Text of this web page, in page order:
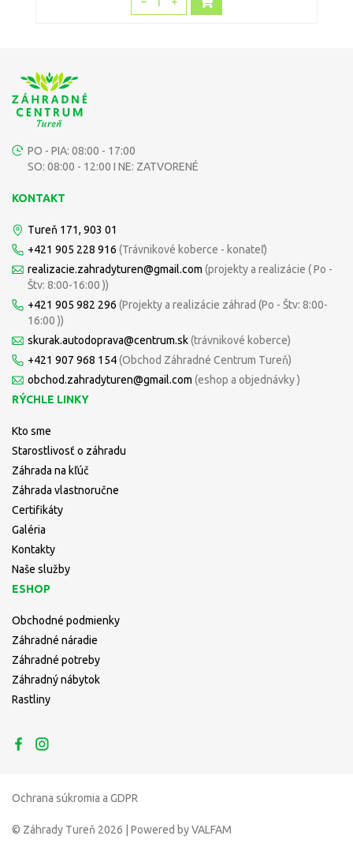
PO - PIA: 08:00 - 17:00
SO: 08:00 - 12:00 I NE: ZATVORENÉ
KONTAKT
Tureň 171, 903 01
+421 905 228 916 (Trávnikové koberce - konateľ)
realizacie.zahradyturen@gmail.com (projekty a realizácie ( Po -
Štv: 8:00-16:00 ))
+421 905 982 296 (Projekty a realizácie záhrad (Po - Štv: 8:00-
16:00 ))
skurak.autodoprava@centrum.sk(trávnikové koberce)
+421 907 968 154(Obchod Záhradné Centrum Tureň)
obchod.zahradyturen@gmail.com (eshop a objednávky )
RÝCHLE LINKY
Kto sme
Starostlivosť o záhradu
Záhrada na kľúč
Záhrada vlastnoručne
Certifikáty
Galéria
Kontakty
Naše služby
ESHOP
Obchodné podmienky
Záhradné náradie
Záhradné potreby
Záhradný nábytok
Rastliny
Ochrana súkromia a GDPR
© Záhrady Tureň 2026 | Powered by VALFAM